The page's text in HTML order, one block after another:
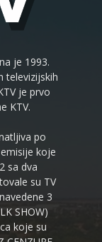
je 1993.
televizijskih
je prvo
KTV.
po
koje
sa dva
su TV
3
SHOW)
koje su